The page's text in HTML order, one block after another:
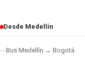
Desde Medellín
Bus Medellín → Bogotá